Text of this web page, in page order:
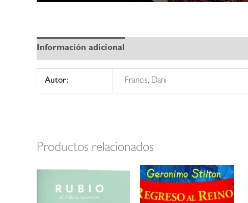
Información adicional
Autor: Francis, Dani
Productos relacionados